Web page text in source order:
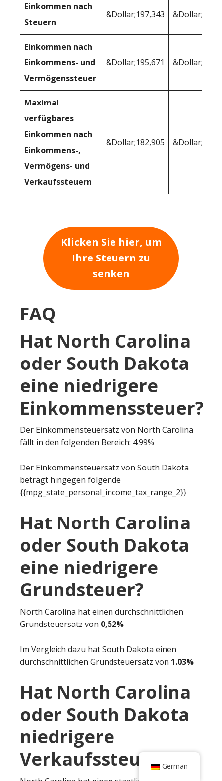
Einkommen nach
Steuern
&Dollar;197,343
Einkommen nach
Einkommens- und
Vermögenssteuer
&Dollar;195,671
Maximal
verfügbares
Einkommen nach
Einkommens-,
Vermögens- und
Verkaufssteuern
&Dollar;182,905
Klicken Sie hier, um
Ihre Steuern zu
senken
FAQ
Hat North Carolina
oder South Dakota
eine niedrigere
Einkommenssteuer?
Der Einkommensteuersatz von North Carolina
fällt in den folgenden Bereich: 4.99%
Der Einkommensteuersatz von South Dakota
beträgt hingegen folgende
{{mpg_state_personal_income_tax_range_2}}
Hat North Carolina
oder South Dakota
eine niedrigere
Grundsteuer?
North Carolina hat einen durchschnittlichen
Grundsteuersatz von 0,52%
Im Vergleich dazu hat South Dakota einen
durchschnittlichen Grundsteuersatz von 1.03%
Hat North Carolina
oder South Dakota
niedrigere
Verkaufssteuern?
German